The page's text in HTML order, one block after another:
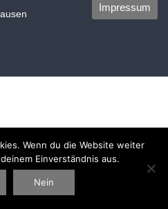
Impressum
Wenn du die Website weiter
Einverständnis aus.
Nein